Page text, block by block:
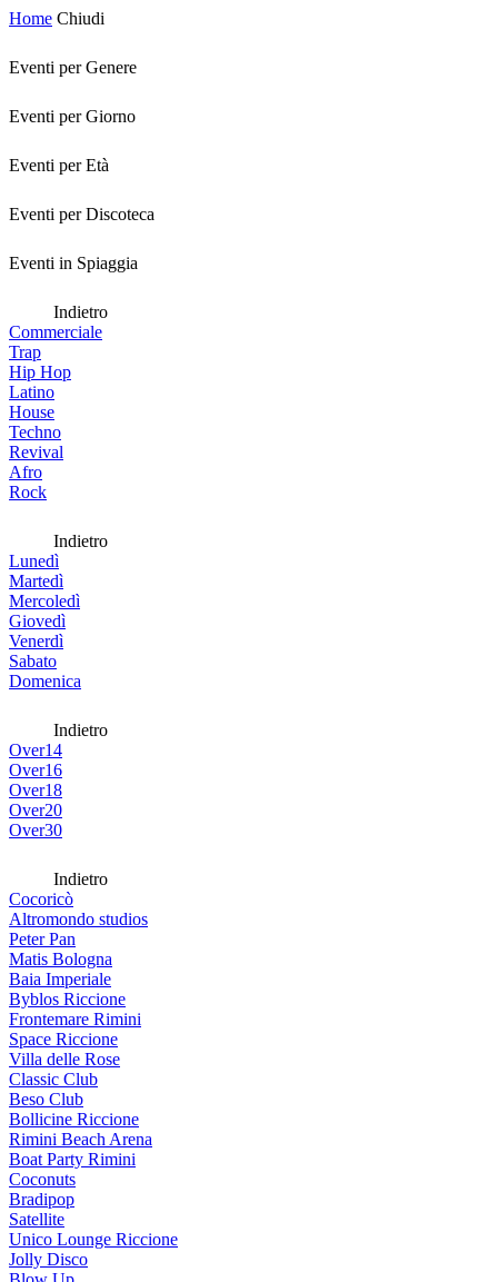
Home Chiudi
Eventi per Genere
Eventi per Giorno
Eventi per Età
Eventi per Discoteca
Eventi in Spiaggia
Indietro
Commerciale
Trap
Hip Hop
Latino
House
Techno
Revival
Afro
Rock
Indietro
Lunedì
Martedì
Mercoledì
Giovedì
Venerdì
Sabato
Domenica
Indietro
Over14
Over16
Over18
Over20
Over30
Indietro
Cocoricò
Altromondo studios
Peter Pan
Matis Bologna
Baia Imperiale
Byblos Riccione
Frontemare Rimini
Space Riccione
Villa delle Rose
Classic Club
Beso Club
Bollicine Riccione
Rimini Beach Arena
Boat Party Rimini
Coconuts
Bradipop
Satellite
Unico Lounge Riccione
Jolly Disco